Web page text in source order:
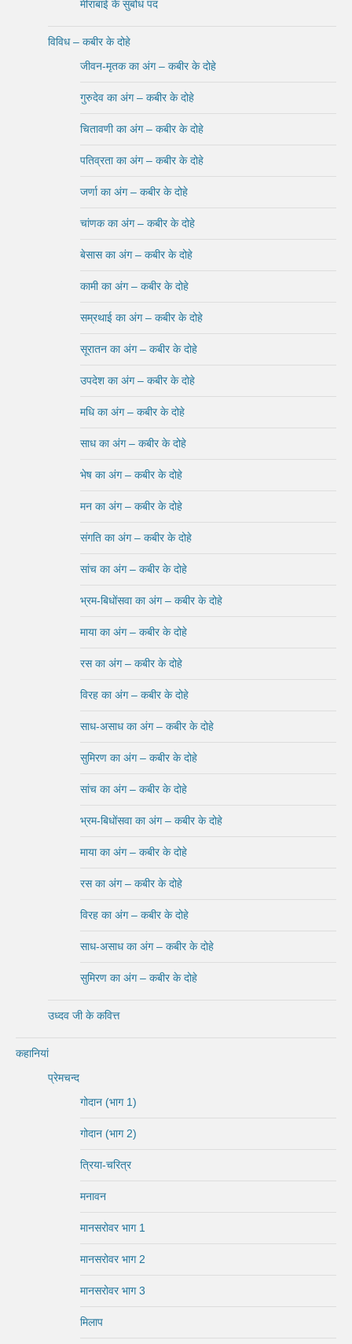
मीराबाई के सुबोध पद
विविध – कबीर के दोहे
जीवन-मृतक का अंग – कबीर के दोहे
गुरुदेव का अंग – कबीर के दोहे
चितावणी का अंग – कबीर के दोहे
पतिव्रता का अंग – कबीर के दोहे
जर्णा का अंग – कबीर के दोहे
चांणक का अंग – कबीर के दोहे
बेसास का अंग – कबीर के दोहे
कामी का अंग – कबीर के दोहे
सम्रथाई का अंग – कबीर के दोहे
सूरातन का अंग – कबीर के दोहे
उपदेश का अंग – कबीर के दोहे
मधि का अंग – कबीर के दोहे
साध का अंग – कबीर के दोहे
भेष का अंग – कबीर के दोहे
मन का अंग – कबीर के दोहे
संगति का अंग – कबीर के दोहे
सांच का अंग – कबीर के दोहे
भ्रम-बिधोंसवा का अंग – कबीर के दोहे
माया का अंग – कबीर के दोहे
रस का अंग – कबीर के दोहे
विरह का अंग – कबीर के दोहे
साध-असाध का अंग – कबीर के दोहे
सुमिरण का अंग – कबीर के दोहे
सांच का अंग – कबीर के दोहे
भ्रम-बिधोंसवा का अंग – कबीर के दोहे
माया का अंग – कबीर के दोहे
रस का अंग – कबीर के दोहे
विरह का अंग – कबीर के दोहे
साध-असाध का अंग – कबीर के दोहे
सुमिरण का अंग – कबीर के दोहे
उध्दव जी के कवित्त
कहानियां
प्रेमचन्द
गोदान (भाग 1)
गोदान (भाग 2)
त्रिया-चरित्र
मनावन
मानसरोवर भाग 1
मानसरोवर भाग 2
मानसरोवर भाग 3
मिलाप